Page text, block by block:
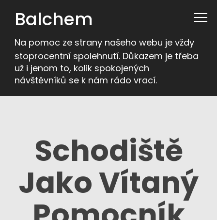
Balchem
Na pomoc ze strany našeho webu je vždy
stoprocentní spolehnutí. Důkazem je třeba
už i jenom to, kolik spokojených
návštěvníků se k nám rádo vrací.
Schodiště
Jako Vítaný